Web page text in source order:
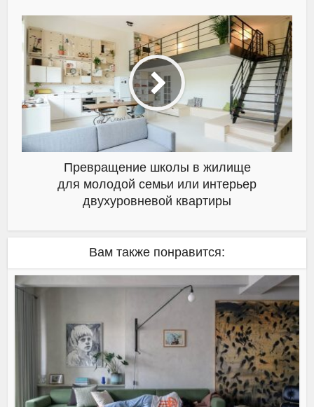
Превращение школы в жилище
для молодой семьи или интерьер
двухуровневой квартиры
Вам также понравится: